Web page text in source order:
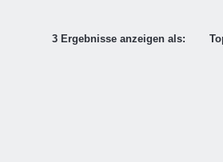
3 Ergebnisse anzeigen als: